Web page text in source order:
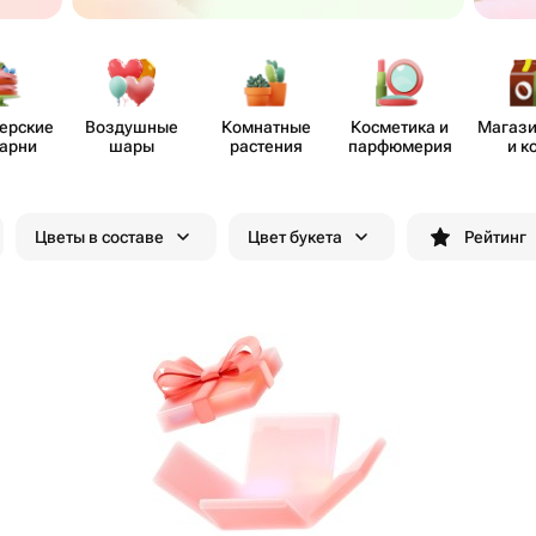
Воздушные
шары
Комнатные
растения
Косметика и
парф​юмерия
и
Цветы в составе Цвет букета Рейтинг